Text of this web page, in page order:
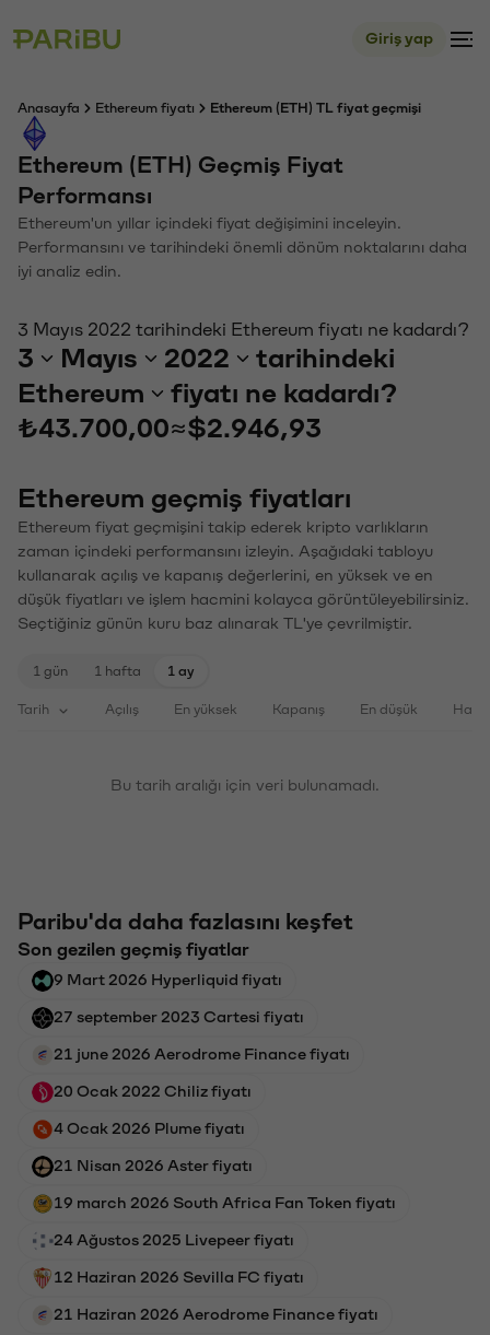
Giriş yap
Anasayfa Ethereum fiyatı Ethereum (ETH) TL fiyat geçmişi
Ethereum (ETH) Geçmiş Fiyat
Performansı
Ethereum'un yıllar içindeki fiyat değişimini inceleyin.
Performansını ve tarihindeki önemli dönüm noktalarını daha
iyi analiz edin.
3 Mayıs 2022 tarihindeki Ethereum fiyatı ne kadardı?
3 Mayıs 2022
tarihindeki
Ethereum
fiyatı ne kadardı?
₺43.700,00≈$2.946,93
Ethereum geçmiş fiyatları
Ethereum fiyat geçmişini takip ederek kripto varlıkların
zaman içindeki performansını izleyin. Aşağıdaki tabloyu
kullanarak açılış ve kapanış değerlerini, en yüksek ve en
düşük fiyatları ve işlem hacmini kolayca görüntüleyebilirsiniz.
Seçtiğiniz günün kuru baz alınarak TL'ye çevrilmiştir.
1 gün 1 hafta 1 ay
Tarih Açılış En yüksek Kapanış En düşük
Bu tarih aralığı için veri bulunamadı.
Paribu'da daha fazlasını keşfet
Son gezilen geçmiş fiyatlar
9 Mart 2026 Hyperliquid fiyatı
27 september 2023 Cartesi fiyatı
21 june 2026 Aerodrome Finance fiyatı
20 Ocak 2022 Chiliz fiyatı
4 Ocak 2026 Plume fiyatı
21 Nisan 2026 Aster fiyatı
19 march 2026 South Africa Fan Token fiyatı
24 Ağustos 2025 Livepeer fiyatı
12 Haziran 2026 Sevilla FC fiyatı
21 Haziran 2026 Aerodrome Finance fiyatı